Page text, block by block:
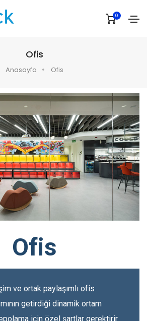
0
Ofis
Anasayfa Ofis
Ofis
ve ortak paylaşımlı ofis
getirdiği dinamik ortam
için özel şartlar gerektirir.